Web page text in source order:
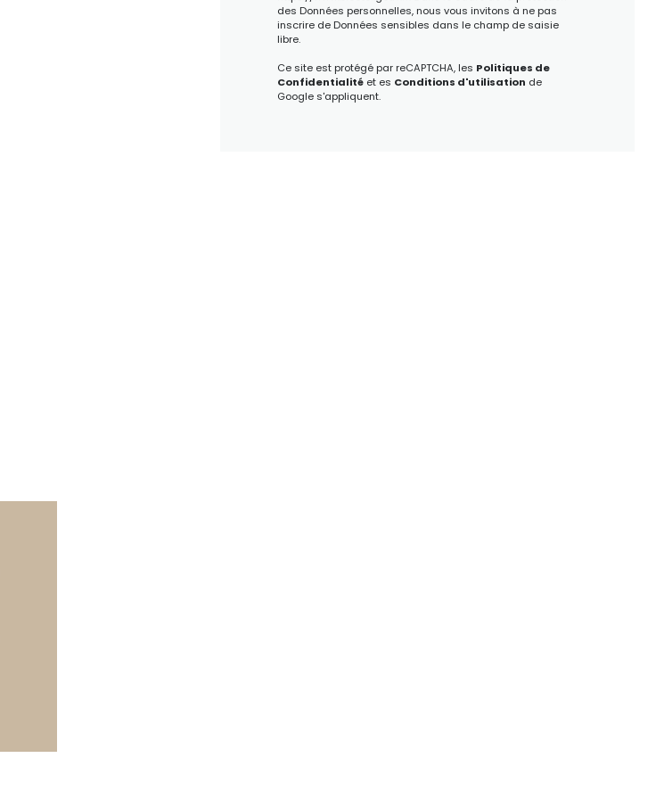
des Données personnelles, nous vous invitons à ne pas
inscrire de Données sensibles dans le champ de saisie
libre.
Ce site est protégé par reCAPTCHA, les Politiques de
Confidentialitéet es Conditions d'utilisation de
Google s'appliquent.